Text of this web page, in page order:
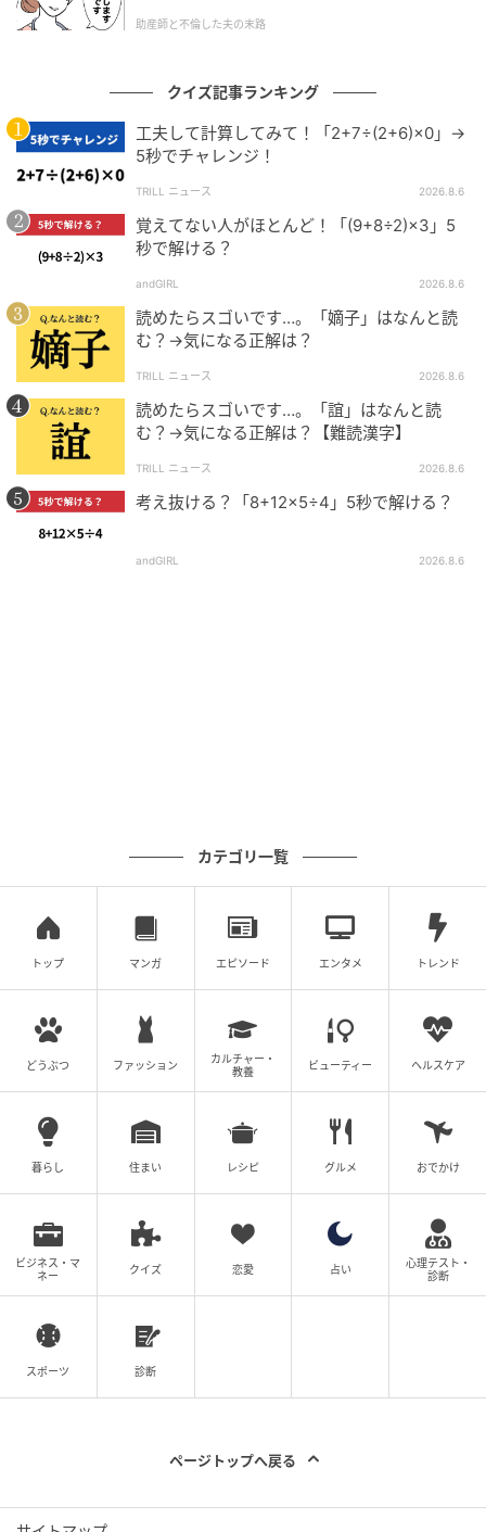
助産師と不倫した夫の末路
クイズ記事ランキング
工夫して計算してみて！「2+7÷(2+6)×0」→
5秒でチャレンジ！
TRILL ニュース 2026.8.6
覚えてない人がほとんど！「(9+8÷2)×3」5
秒で解ける？
andGIRL 2026.8.6
読めたらスゴいです…。「嫡子」はなんと読
む？→気になる正解は？
TRILL ニュース 2026.8.6
読めたらスゴいです…。「誼」はなんと読
む？→気になる正解は？【難読漢字】
TRILL ニュース 2026.8.6
考え抜ける？「8+12×5÷4」5秒で解ける？
andGIRL 2026.8.6
カテゴリ一覧
トップ マンガ エピソード エンタメ トレンド
どうぶつ ファッション
カルチャー・
教養
ビューティー ヘルスケア
暮らし 住まい レシピ グルメ おでかけ
ビジネス・マ
ネー
クイズ 恋愛 占い
心理テスト・
診断
スポーツ 診断
ページトップへ戻る